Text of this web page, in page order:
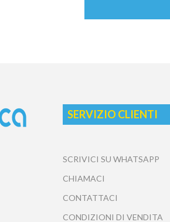
SERVIZIO CLIENTI
SCRIVICI SU WHATSAPP
CHIAMACI
CONTATTACI
CONDIZIONI DI VENDITA